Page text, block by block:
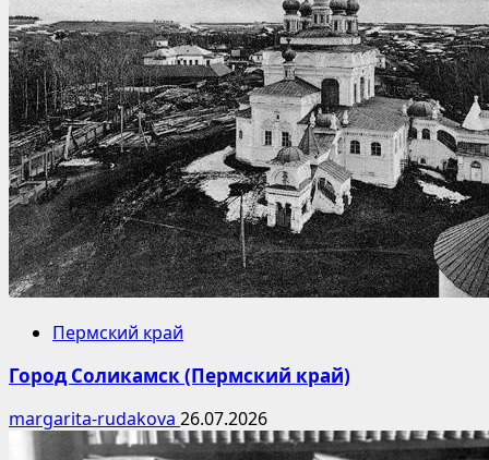
Пермский край
Город Соликамск (Пермский край)
margarita-rudakova 26.07.2026